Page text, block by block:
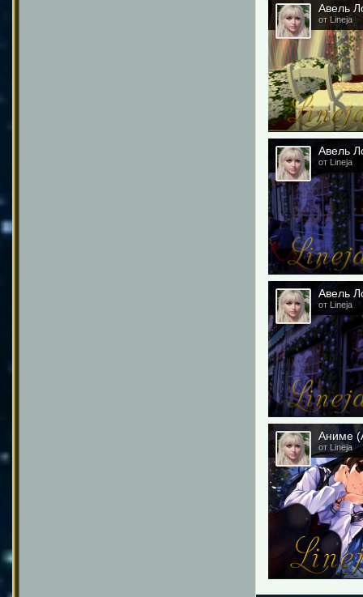
Авель
от Lineja
Авель
от Lineja
Авель
от Lineja
Аниме
от Lineja